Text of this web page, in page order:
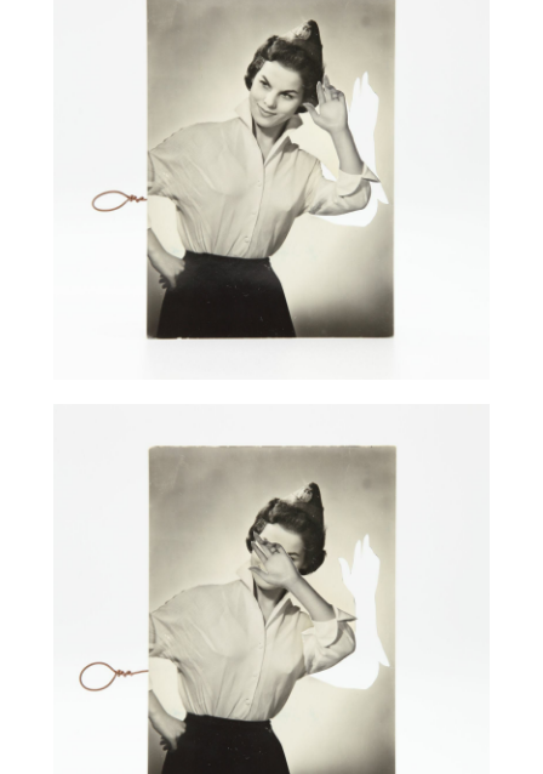
Нажимая на кнопку, вы даете согласие на
обработку своих персональных данных